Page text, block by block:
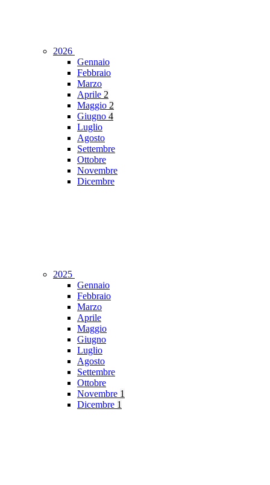
2026
Gennaio
Febbraio
Marzo
Aprile 2
Maggio 2
Giugno 4
Luglio
Agosto
Settembre
Ottobre
Novembre
Dicembre
2025
Gennaio
Febbraio
Marzo
Aprile
Maggio
Giugno
Luglio
Agosto
Settembre
Ottobre
Novembre 1
Dicembre 1